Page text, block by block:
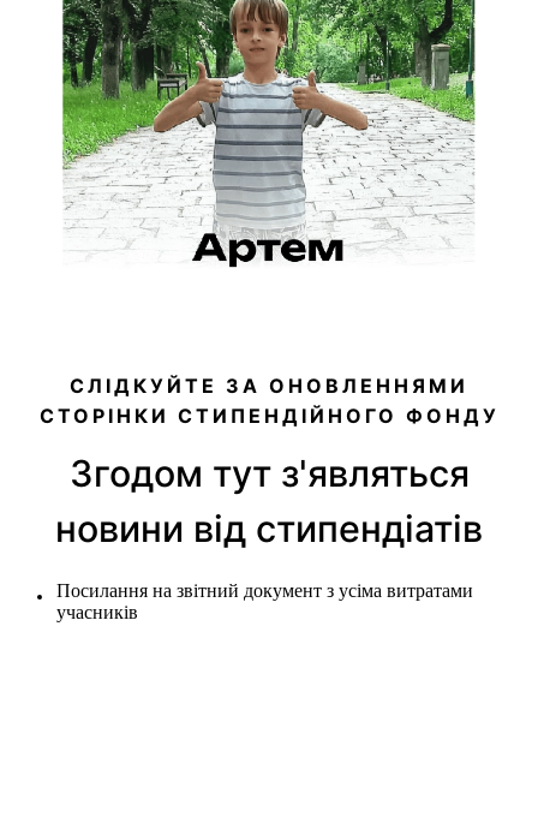
СЛІДКУЙТЕ ЗА ОНОВЛЕННЯМИ
СТОРІНКИ СТИПЕНДІЙНОГО ФОНДУ
Згодом тут з'являться
новини від стипендіатів
Посилання на звітний документ з усіма витратами
учасників